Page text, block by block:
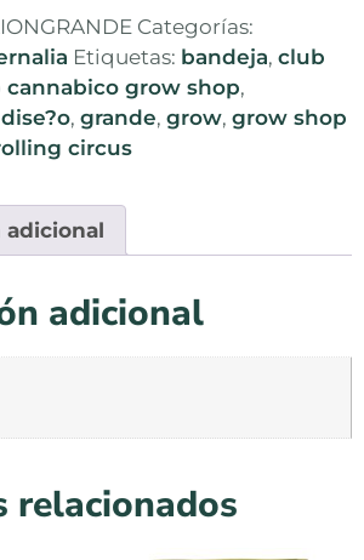
Categorías:
Etiquetas: bandeja, club
cannabico grow shop,
dise?o, grande, grow, grow shop
circus
adicional
relacionados